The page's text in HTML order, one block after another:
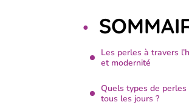
Les perles à travers
et modernité
Quels types de
tous les jours ?